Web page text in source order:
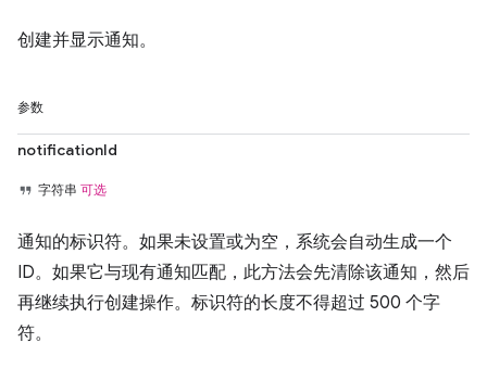
创建并显示通知。
参数
notificationId
字符串 可选
通知的标识符。如果未设置或为空，系统会自动生成一个
ID。如果它与现有通知匹配，此方法会先清除该通知，然后
再继续执行创建操作。标识符的长度不得超过 500 个字
符。